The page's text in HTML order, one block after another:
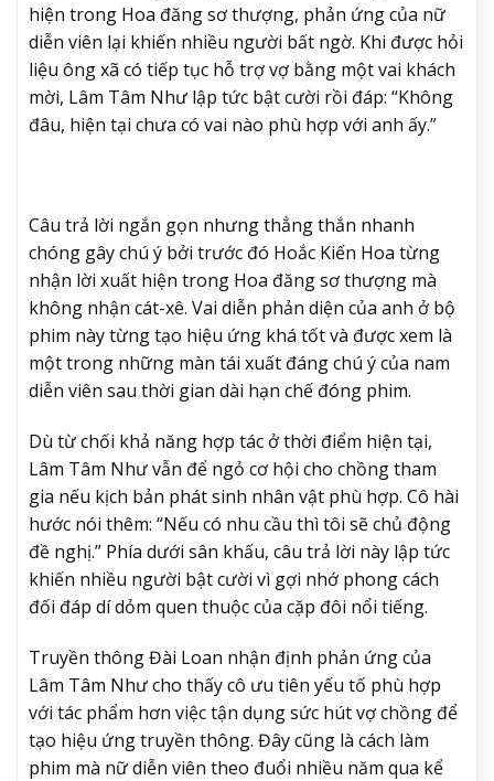
hiện trong Hoa đăng sơ thượng, phản ứng của nữ
diễn viên lại khiến nhiều người bất ngờ. Khi được hỏi
liệu ông xã có tiếp tục hỗ trợ vợ bằng một vai khách
mời, Lâm Tâm Như lập tức bật cười rồi đáp: “Không
đâu, hiện tại chưa có vai nào phù hợp với anh ấy.”
Câu trả lời ngắn gọn nhưng thẳng thắn nhanh
chóng gây chú ý bởi trước đó Hoắc Kiến Hoa từng
nhận lời xuất hiện trong Hoa đăng sơ thượng mà
không nhận cát-xê. Vai diễn phản diện của anh ở bộ
phim này từng tạo hiệu ứng khá tốt và được xem là
một trong những màn tái xuất đáng chú ý của nam
diễn viên sau thời gian dài hạn chế đóng phim.
Dù từ chối khả năng hợp tác ở thời điểm hiện tại,
Lâm Tâm Như vẫn để ngỏ cơ hội cho chồng tham
gia nếu kịch bản phát sinh nhân vật phù hợp. Cô hài
hước nói thêm: “Nếu có nhu cầu thì tôi sẽ chủ động
đề nghị.” Phía dưới sân khấu, câu trả lời này lập tức
khiến nhiều người bật cười vì gợi nhớ phong cách
đối đáp dí dỏm quen thuộc của cặp đôi nổi tiếng.
Truyền thông Đài Loan nhận định phản ứng của
Lâm Tâm Như cho thấy cô ưu tiên yếu tố phù hợp
với tác phẩm hơn việc tận dụng sức hút vợ chồng để
tạo hiệu ứng truyền thông. Đây cũng là cách làm
phim mà nữ diễn viên theo đuổi nhiều năm qua kể